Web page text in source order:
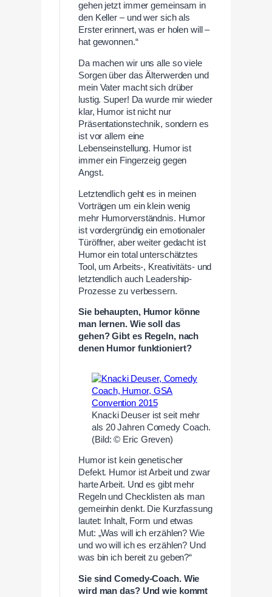
gehen jetzt immer gemeinsam in
den Keller – und wer sich als
Erster erinnert, was er holen will –
hat gewonnen.“
Da machen wir uns alle so viele
Sorgen über das Älterwerden und
mein Vater macht sich drüber
lustig. Super! Da wurde mir wieder
klar, Humor ist nicht nur
Präsentationstechnik, sondern es
ist vor allem eine
Lebenseinstellung. Humor ist
immer ein Fingerzeig gegen
Angst.
Letztendlich geht es in meinen
Vorträgen um ein klein wenig
mehr Humorverständnis. Humor
ist vordergründig ein emotionaler
Türöffner, aber weiter gedacht ist
Humor ein total unterschätztes
Tool, um Arbeits-, Kreativitäts- und
letztendlich auch Leadership-
Prozesse zu verbessern.
Sie behaupten, Humor könne
man lernen. Wie soll das
gehen? Gibt es Regeln, nach
denen Humor funktioniert?
Knacki Deuser ist seit mehr
als 20 Jahren Comedy Coach.
(Bild: © Eric Greven)
Humor ist kein genetischer
Defekt. Humor ist Arbeit und zwar
harte Arbeit. Und es gibt mehr
Regeln und Checklisten als man
gemeinhin denkt. Die Kurzfassung
lautet: Inhalt, Form und etwas
Mut: „Was will ich erzählen? Wie
und wo will ich es erzählen? Und
was bin ich bereit zu geben?“
Sie sind Comedy-Coach. Wie
wird man das? Und wie kommt